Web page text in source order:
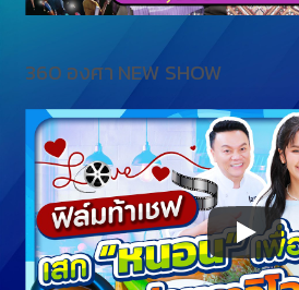
360 องศา NEW SHOW